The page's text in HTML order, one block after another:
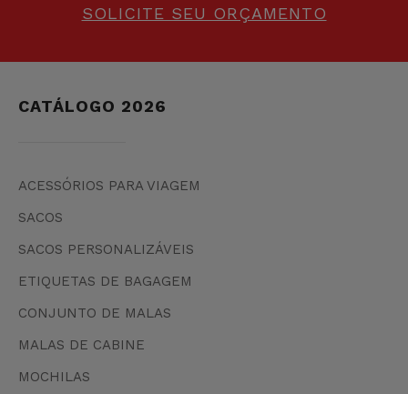
SOLICITE SEU ORÇAMENTO
CATÁLOGO 2026
ACESSÓRIOS PARA VIAGEM
SACOS
SACOS PERSONALIZÁVEIS
ETIQUETAS DE BAGAGEM
CONJUNTO DE MALAS
MALAS DE CABINE
MOCHILAS